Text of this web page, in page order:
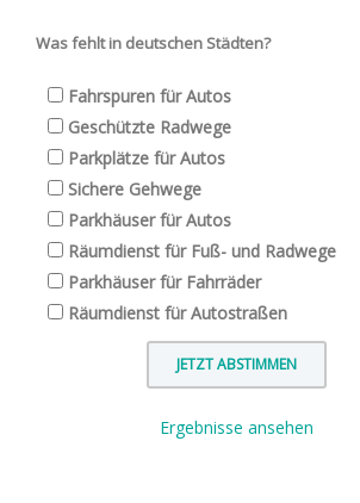
Was fehlt in deutschen Städten?
Fahrspuren für Autos
Geschützte Radwege
Parkplätze für Autos
Sichere Gehwege
Parkhäuser für Autos
Räumdienst für Fuß- und Radwege
Parkhäuser für Fahrräder
Räumdienst für Autostraßen
Ergebnisse ansehen